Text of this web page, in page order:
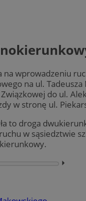
na wprowadzeniu
na ul. Tadeusza
do ul.
w stronę ul.
to droga
w sąsiedztwie
⏵︎